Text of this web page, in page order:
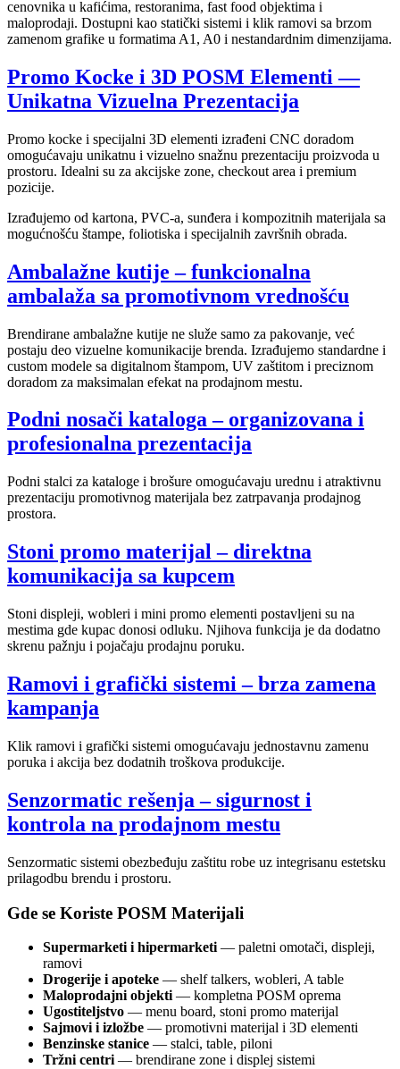
cenovnika u kafićima, restoranima, fast food objektima i
maloprodaji. Dostupni kao statički sistemi i klik ramovi sa brzom
zamenom grafike u formatima A1, A0 i nestandardnim dimenzijama.
Promo Kocke i 3D POSM Elementi —
Unikatna Vizuelna Prezentacija
Promo kocke i specijalni 3D elementi izrađeni CNC doradom
omogućavaju unikatnu i vizuelno snažnu prezentaciju proizvoda u
prostoru. Idealni su za akcijske zone, checkout area i premium
pozicije.
Izrađujemo od kartona, PVC-a, sunđera i kompozitnih materijala sa
mogućnošću štampe, foliotiska i specijalnih završnih obrada.
Ambalažne kutije – funkcionalna
ambalaža sa promotivnom vrednošću
Brendirane ambalažne kutije ne služe samo za pakovanje, već
postaju deo vizuelne komunikacije brenda. Izrađujemo standardne i
custom modele sa digitalnom štampom, UV zaštitom i preciznom
doradom za maksimalan efekat na prodajnom mestu.
Podni nosači kataloga – organizovana i
profesionalna prezentacija
Podni stalci za kataloge i brošure omogućavaju urednu i atraktivnu
prezentaciju promotivnog materijala bez zatrpavanja prodajnog
prostora.
Stoni promo materijal – direktna
komunikacija sa kupcem
Stoni displeji, wobleri i mini promo elementi postavljeni su na
mestima gde kupac donosi odluku. Njihova funkcija je da dodatno
skrenu pažnju i pojačaju prodajnu poruku.
Ramovi i grafički sistemi – brza zamena
kampanja
Klik ramovi i grafički sistemi omogućavaju jednostavnu zamenu
poruka i akcija bez dodatnih troškova produkcije.
Senzormatic rešenja – sigurnost i
kontrola na prodajnom mestu
Senzormatic sistemi obezbeđuju zaštitu robe uz integrisanu estetsku
prilagodbu brendu i prostoru.
Gde se Koriste POSM Materijali
Supermarketi i hipermarketi — paletni omotači, displeji,
ramovi
Drogerije i apoteke — shelf talkers, wobleri, A table
Maloprodajni objekti — kompletna POSM oprema
Ugostiteljstvo — menu board, stoni promo materijal
Sajmovi i izložbe — promotivni materijal i 3D elementi
Benzinske stanice — stalci, table, piloni
Tržni centri — brendirane zone i displej sistemi